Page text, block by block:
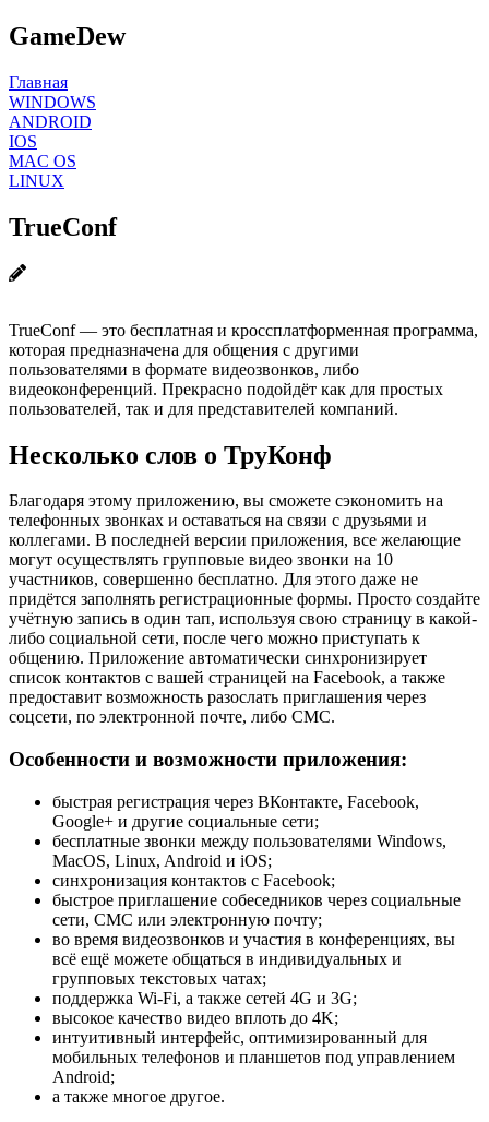
GameDew
Главная
WINDOWS
ANDROID
IOS
MAC OS
LINUX
TrueConf
TrueConf — это бесплатная и кроссплатформенная программа,
которая предназначена для общения с другими
пользователями в формате видеозвонков, либо
видеоконференций. Прекрасно подойдёт как для простых
пользователей, так и для представителей компаний.
Несколько слов о ТруКонф
Благодаря этому приложению, вы сможете сэкономить на
телефонных звонках и оставаться на связи с друзьями и
коллегами. В последней версии приложения, все желающие
могут осуществлять групповые видео звонки на 10
участников, совершенно бесплатно. Для этого даже не
придётся заполнять регистрационные формы. Просто создайте
учётную запись в один тап, используя свою страницу в какой-
либо социальной сети, после чего можно приступать к
общению. Приложение автоматически синхронизирует
список контактов с вашей страницей на Facebook, а также
предоставит возможность разослать приглашения через
соцсети, по электронной почте, либо СМС.
Особенности и возможности приложения:
быстрая регистрация через ВКонтакте, Facebook,
Google+ и другие социальные сети;
бесплатные звонки между пользователями Windows,
MacOS, Linux, Android и iOS;
синхронизация контактов с Facebook;
быстрое приглашение собеседников через социальные
сети, СМС или электронную почту;
во время видеозвонков и участия в конференциях, вы
всё ещё можете общаться в индивидуальных и
групповых текстовых чатах;
поддержка Wi-Fi, а также сетей 4G и 3G;
высокое качество видео вплоть до 4K;
интуитивный интерфейс, оптимизированный для
мобильных телефонов и планшетов под управлением
Android;
а также многое другое.